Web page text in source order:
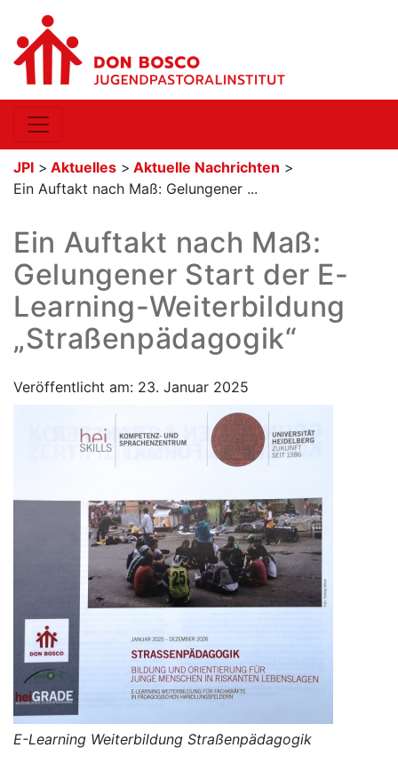
JPI > Aktuelles > Aktuelle Nachrichten >
Ein Auftakt nach Maß: Gelungener ...
Ein Auftakt nach Maß:
Gelungener Start der E-
Learning-Weiterbildung
„Straßenpädagogik“
Veröffentlicht am: 23. Januar 2025
E-Learning Weiterbildung Straßenpädagogik